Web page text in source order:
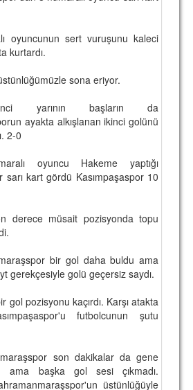
oyuncunun sert vuruşunu kaleci
kurtardı.
sona eriyor.
yarının başların da
ayakta alkışlanan ikinci golünü
2-0
oyuncu Hakeme yaptığı
sarı kart gördü Kasımpaşaspor 10
derece müsait pozisyonda topu
bir gol daha buldu ama
gerekçesiyle golü geçersiz saydı.
gol pozisyonu kaçırdı. Karşı atakta
futbolcunun şutu
son dakikalar da gene
ama başka gol sesi çıkmadı.
üstünlüğüyle